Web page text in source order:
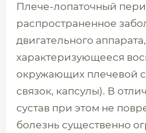
Плече-лопаточный
распространенное
двигательного аппарата,
характеризующееся
окружающих плечевой
связок, капсулы). В
сустав при этом не
болезнь существенно